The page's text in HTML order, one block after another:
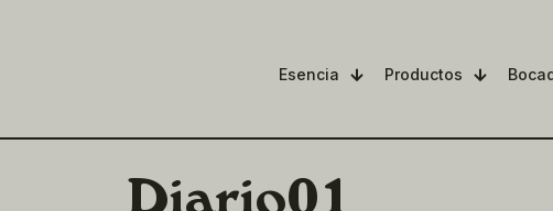
Esencia Productos